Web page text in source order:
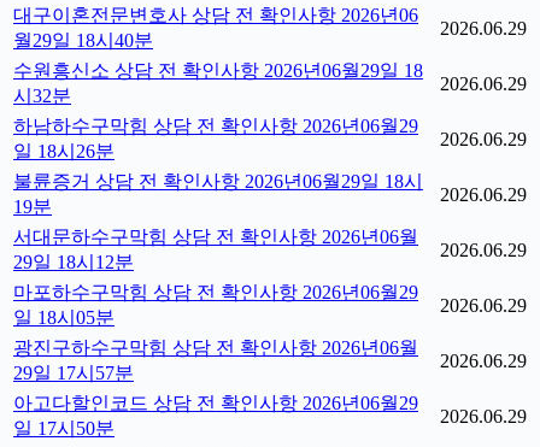
대구이혼전문변호사 상담 전 확인사항 2026년06
월29일 18시40분
2026.06.29
수원흥신소 상담 전 확인사항 2026년06월29일 18
시32분
2026.06.29
하남하수구막힘 상담 전 확인사항 2026년06월29
일 18시26분
2026.06.29
불륜증거 상담 전 확인사항 2026년06월29일 18시
19분
2026.06.29
서대문하수구막힘 상담 전 확인사항 2026년06월
29일 18시12분
2026.06.29
마포하수구막힘 상담 전 확인사항 2026년06월29
일 18시05분
2026.06.29
광진구하수구막힘 상담 전 확인사항 2026년06월
29일 17시57분
2026.06.29
아고다할인코드 상담 전 확인사항 2026년06월29
일 17시50분
2026.06.29